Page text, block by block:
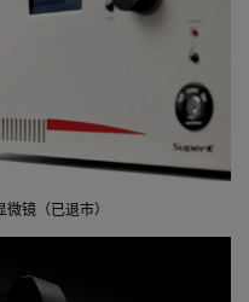
镜（已退市）